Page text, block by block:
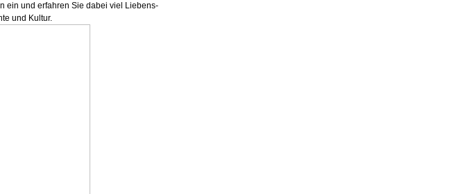
ein und erfahren Sie dabei viel Liebens-
und Kultur.